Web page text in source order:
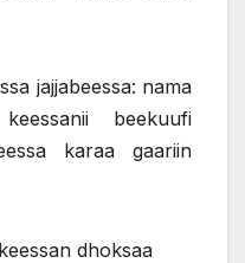
jajjabeessa: nama
beekuufi
karaa gaariin
dhoksaa